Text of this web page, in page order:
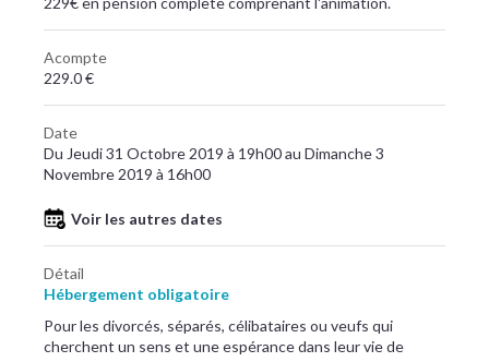
Acompte
229.0 €
Date
Du Jeudi 31 Octobre 2019 à 19h00 au Dimanche 3
Novembre 2019 à 16h00
Voir les autres dates
Détail
Hébergement obligatoire
Pour les divorcés, séparés, célibataires ou veufs qui
cherchent un sens et une espérance dans leur vie de